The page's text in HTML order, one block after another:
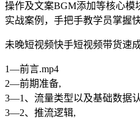
操作及文案BGM添加等核心模
实战案例，手把手教学员掌握
未晚短视频快手短视频带货速
1—前言.mp4
2—前期准备,
3—1、流量类型以及基础数据
3—2、推流逻辑,